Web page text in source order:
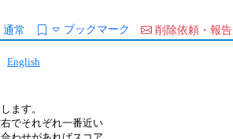
通常 ブックマーク 削除依頼・報告